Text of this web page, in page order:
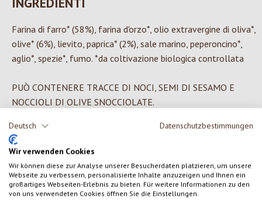
Deutsch Datenschutzbestimmungen
Wir verwenden Cookies
Wir können diese zur Analyse unserer Besucherdaten platzieren, um unsere
Webseite zu verbessern, personalisierte Inhalte anzuzeigen und Ihnen ein
großartiges Webseiten-Erlebnis zu bieten. Für weitere Informationen zu den
von uns verwendeten Cookies öffnen Sie die Einstellungen.
Farina di farro* (58%), farina d'orzo*, olio extravergine di oliva*,
olive* (6%), lievito, paprica* (2%), sale marino, peperoncino*,
aglio*, spezie*, fumo. *da coltivazione biologica controllata
PUÒ CONTENERE TRACCE DI NOCI, SEMI DI SESAMO E
NOCCIOLI DI OLIVE SNOCCIOLATE.
Valutazione media di 0 su 5 stelle
Formula una valutazione!